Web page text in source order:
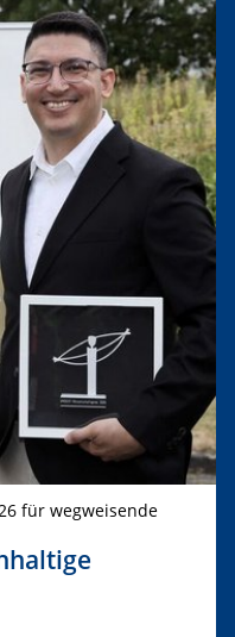
für wegweisende